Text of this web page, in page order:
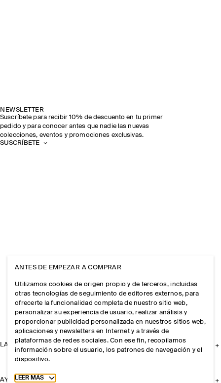
NEWSLETTER
Suscríbete para recibir 10% de descuento en tu primer
pedido y para conocer antes que nadie las nuevas
colecciones, eventos y promociones exclusivas.
SUSCRÍBETE
LA EMPRESA
AYUDA
ANTES DE EMPEZAR A COMPRAR
Utilizamos cookies de origen propio y de terceros, incluidas
otras tecnologías de seguimiento de editores externos, para
ofrecerte la funcionalidad completa de nuestro sitio web,
personalizar su experiencia de usuario, realizar análisis y
proporcionar publicidad personalizada en nuestros sitios web,
aplicaciones y newsletters en Internet y a través de
plataformas de redes sociales. Con ese fin, recopilamos
información sobre el usuario, los patrones de navegación y el
dispositivo.
Toggle more cookie information
LEER MÁS